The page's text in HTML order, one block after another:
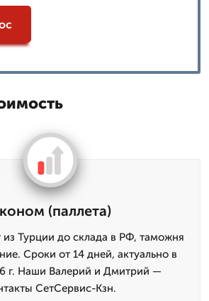
(паллета)
из Турции до склада в РФ, таможня
Сроки от 14 дней, актуально в
г. Наши Валерий и Дмитpий —
СетСервис-Кзн.